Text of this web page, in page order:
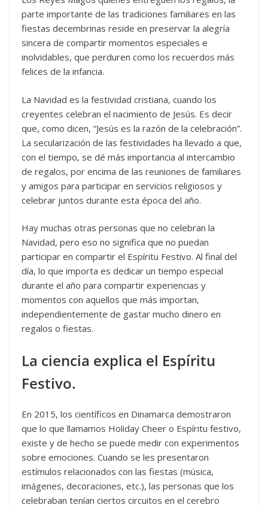
parte importante de las tradiciones familiares en las
fiestas decembrinas reside en preservar la alegría
sincera de compartir momentos especiales e
inolvidables, que perduren como los recuerdos más
felices de la infancia.
La Navidad es la festividad cristiana, cuando los
creyentes celebran el nacimiento de Jesús. Es decir
que, como dicen, “Jesús es la razón de la celebración”.
La secularización de las festividades ha llevado a que,
con el tiempo, se dé más importancia al intercambio
de regalos, por encima de las reuniones de familiares
y amigos para participar en servicios religiosos y
celebrar juntos durante esta época del año.
Hay muchas otras personas que no celebran la
Navidad, pero eso no significa que no puedan
participar en compartir el Espíritu Festivo. Al final del
día, lo que importa es dedicar un tiempo especial
durante el año para compartir experiencias y
momentos con aquellos que más importan,
independientemente de gastar mucho dinero en
regalos o fiestas.
La ciencia explica el Espíritu
Festivo.
En 2015, los científicos en Dinamarca demostraron
que lo que llamamos Holiday Cheer o Espíritu festivo,
existe y de hecho se puede medir con experimentos
sobre emociones. Cuando se les presentaron
estímulos relacionados con las fiestas (música,
imágenes, decoraciones, etc.), las personas que los
celebraban tenían ciertos circuitos en el cerebro